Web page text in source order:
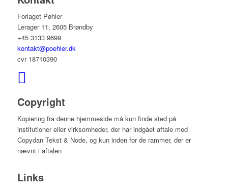
Forlaget Pøhler
Lerager 11, 2605 Brøndby
+45 3133 9699
kontakt@poehler.dk
cvr 18710390
Copyright
Kopiering fra denne hjemmeside må kun finde sted på
institutioner eller virksomheder, der har indgået aftale med
Copydan Tekst & Node, og kun inden for de rammer, der er
nævnt i aftalen
Links